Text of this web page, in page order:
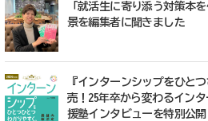
「就活生に寄り添う対策本
景を編集者に聞きました
『インターンシップをひと
売！25年卒から変わるイン
援塾インタビューを特別公開